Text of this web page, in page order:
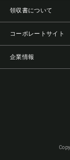
領収書について
コーポレートサイト
企業情報